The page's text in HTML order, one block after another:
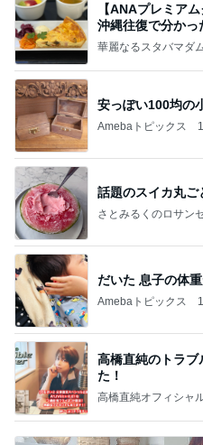
【ANAプレミア
沖縄往復で分かっ
華麗なるスタバマダ
安っぽい100均の
Amebaトピックス
話題のスイカ丸
さとみるくのロサン
だいた 息子の体
Amebaトピックス
高橋直純のトラブ
た！
高橋直純オフィシャ